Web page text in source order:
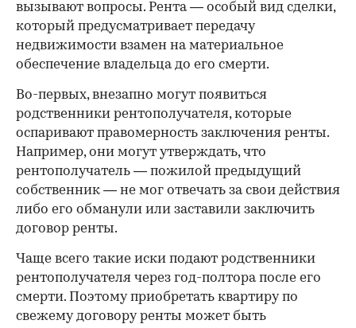
вызывают вопросы. Рента — особый вид сделки,
который предусматривает передачу
недвижимости взамен на материальное
обеспечение владельца до его смерти.
Во-первых, внезапно могут появиться
родственники рентополучателя, которые
оспаривают правомерность заключения ренты.
Например, они могут утверждать, что
рентополучатель — пожилой предыдущий
собственник — не мог отвечать за свои действия
либо его обманули или заставили заключить
договор ренты.
Чаще всего такие иски подают родственники
рентополучателя через год-полтора после его
смерти. Поэтому приобретать квартиру по
свежему договору ренты может быть